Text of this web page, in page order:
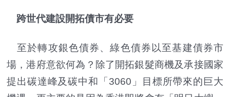
跨世代建設開拓債市有必要
至於轉攻銀色債券、綠色債券以至基建債券市
場，港府意欲何為？除了開拓銀髮商機及承接國家
提出碳達峰及碳中和「3060」目標所帶來的巨大